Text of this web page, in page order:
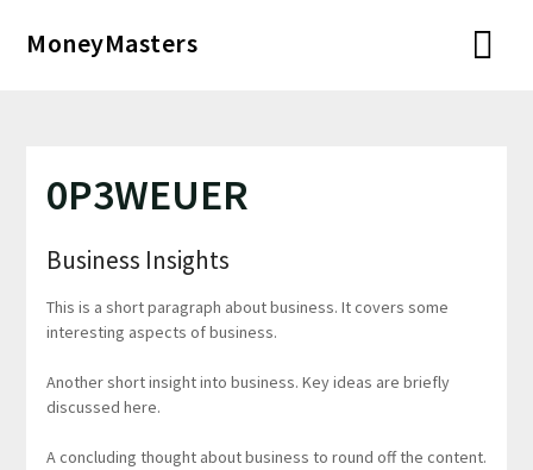
MoneyMasters
0P3WEUER
Business Insights
This is a short paragraph about business. It covers some
interesting aspects of business.
Another short insight into business. Key ideas are briefly
discussed here.
A concluding thought about business to round off the content.